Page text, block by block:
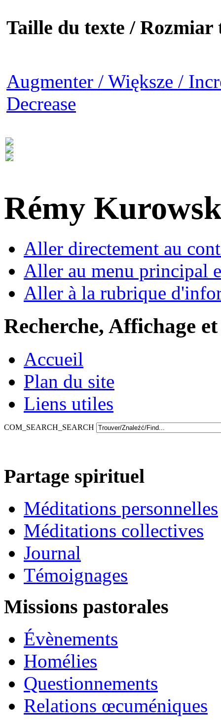
Taille du texte / Rozmiar
Augmenter / Większe /
Decrease
Rémy
Aller directement au
Aller au menu principal
Aller à la rubrique
Recherche, Affichage
Accueil
Plan du site
Liens utiles
COM_SEARCH_SEARCH
Partage spirituel
Méditations personnelles
Méditations collectives
Journal
Témoignages
Missions pastorales
Évènements
Homélies
Questionnements
Relations œcuméniques